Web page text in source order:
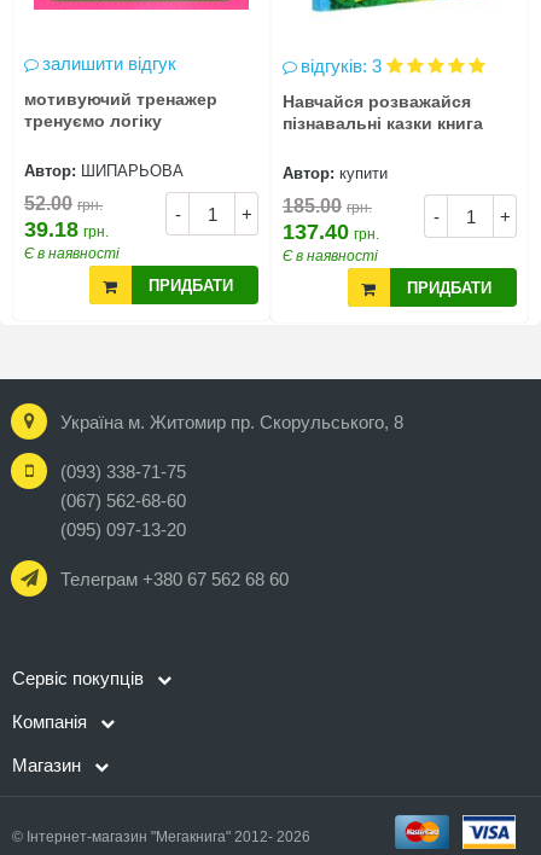
залишити відгук
мотивуючий тренажер
тренуємо логіку
Автор: ШИПАРЬОВА
- +
52.00 грн.
39.18 грн.
Є в наявності
ПРИДБАТИ
відгуків: 3
Навчайся розважайся
пізнавальні казки книга
Автор: купити
- +
185.00 грн.
137.40 грн.
Є в наявності
ПРИДБАТИ
Україна м. Житомир пр. Скорульського, 8
(093) 338-71-75
(067) 562-68-60
(095) 097-13-20
Телеграм +380 67 562 68 60
Сервіс покупців
Компанія
Магазин
© Інтернет-магазин "Мегакнига" 2012- 2026